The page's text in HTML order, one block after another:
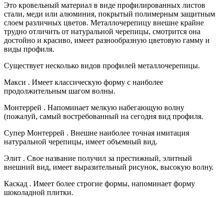
Это кровельный материал в виде профилированных листов
стали, меди или алюминия, покрытый полимерным защитным
слоем различных цветов. Металлочерепицу внешне крайне
трудно отличить от натуральной черепицы, смотрится она
достойно и красиво, имеет разнообразную цветовую гамму и
виды профиля.
Существует несколько видов профилей металлочерепицы.
Макси . Имеет классическую форму с наиболее
продолжительным шагом волны.
Монтеррей . Напоминает мелкую набегающую волну
(пожалуй, самый востребованный на сегодня вид профиля.
Супер Монтеррей . Внешне наиболее точная имитация
натуральной черепицы, имеет объемный вид.
Элит . Свое название получил за престижный, элитный
внешний вид, имеет выразительный рисунок, высокую волну.
Каскад . Имеет более строгие формы, напоминает форму
шоколадной плитки.